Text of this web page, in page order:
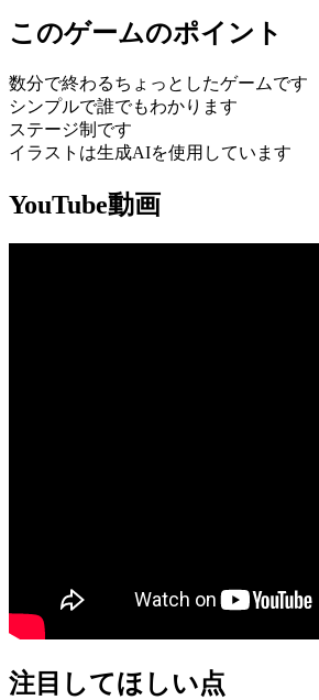
このゲームのポイント
数分で終わるちょっとしたゲームです
シンプルで誰でもわかります
ステージ制です
イラストは生成AIを使用しています
YouTube動画
注目してほしい点